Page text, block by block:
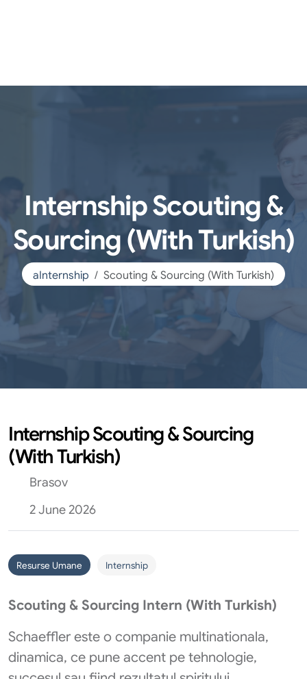
Internship Scouting &
Sourcing (With Turkish)
aInternship Scouting & Sourcing (With Turkish)
Internship Scouting & Sourcing
(With Turkish)
Brasov
2 June 2026
Resurse Umane Internship
Scouting & Sourcing Intern (With Turkish)
Schaeffler este o companie multinationala,
dinamica, ce pune accent pe tehnologie,